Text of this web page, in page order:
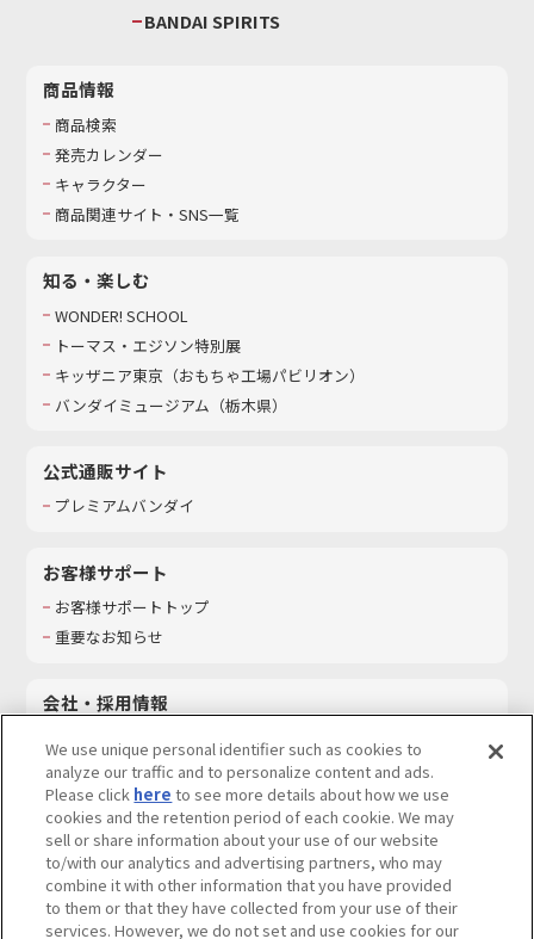
BANDAI SPIRITS
商品情報
商品検索
発売カレンダー
キャラクター
商品関連サイト・SNS一覧
知る・楽しむ
WONDER! SCHOOL
トーマス・エジソン特別展
キッザニア東京（おもちゃ工場パビリオン）​
バンダイミュージアム（栃木県）
公式通販サイト
プレミアムバンダイ
お客様サポート
お客様サポートトップ
重要なお知らせ
会社・採用情報
採用情報
サステナビリティ
お問い合わせ
ウェブサイトご利用条件 ソーシャルメディアポリシー
We use unique personal identifier such as cookies to
analyze our traffic and to personalize content and ads.
Please click here to see more details about how we use
cookies and the retention period of each cookie. We may
sell or share information about your use of our website
to/with our analytics and advertising partners, who may
combine it with other information that you have provided
to them or that they have collected from your use of their
services. However, we do not set and use cookies for our